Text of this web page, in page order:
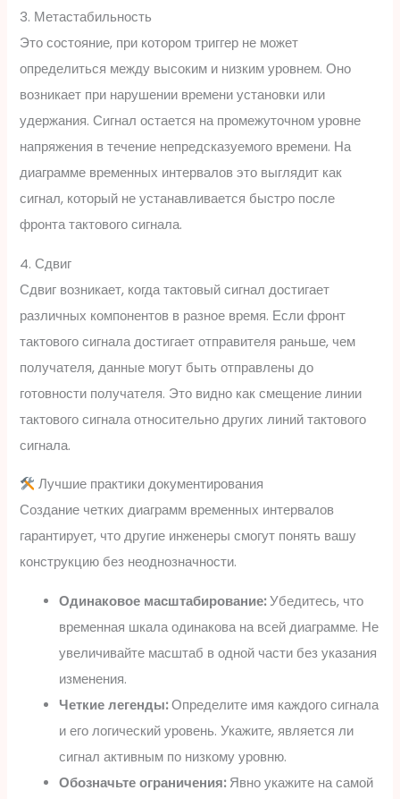
3. Метастабильность
Это состояние, при котором триггер не может
определиться между высоким и низким уровнем. Оно
возникает при нарушении времени установки или
удержания. Сигнал остается на промежуточном уровне
напряжения в течение непредсказуемого времени. На
диаграмме временных интервалов это выглядит как
сигнал, который не устанавливается быстро после
фронта тактового сигнала.
4. Сдвиг
Сдвиг возникает, когда тактовый сигнал достигает
различных компонентов в разное время. Если фронт
тактового сигнала достигает отправителя раньше, чем
получателя, данные могут быть отправлены до
готовности получателя. Это видно как смещение линии
тактового сигнала относительно других линий тактового
сигнала.
Лучшие практики документирования
Создание четких диаграмм временных интервалов
гарантирует, что другие инженеры смогут понять вашу
конструкцию без неоднозначности.
Одинаковое масштабирование:Убедитесь, что
временная шкала одинакова на всей диаграмме. Не
увеличивайте масштаб в одной части без указания
изменения.
Четкие легенды:Определите имя каждого сигнала
и его логический уровень. Укажите, является ли
сигнал активным по низкому уровню.
Обозначьте ограничения:Явно укажите на самой